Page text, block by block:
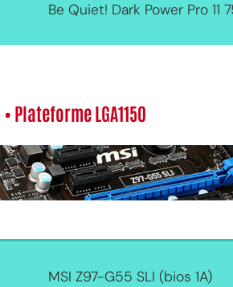
Be Quiet! Dark Power Pro 11
• Plateforme LGA1150
MSI Z97-G55 SLI (bios 1A)